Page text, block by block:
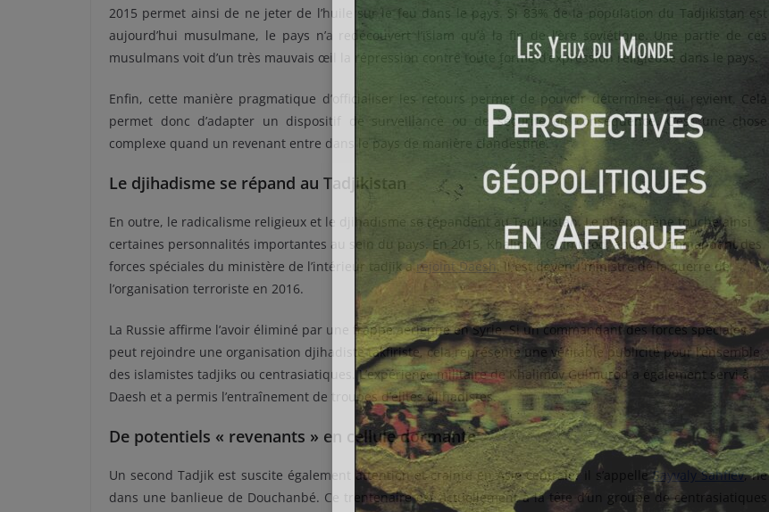
2015 permet ainsi de ne jeter de l’huile sur le feu dans le pays. Si 83% de la population du Tadjikistan est
aujourd’hui musulmane, le pays n’a redécouvert l’islam qu’à la fin de l’ère soviétique. Une partie de ces
musulmans voit d’un très mauvais œil la répression contre toute forme d’expression religieuse dans le pays.
Enfin, cette manière pragmatique d’officialiser les retours permet de pouvoir déterminer qui revient. Cela
permet donc d’adapter un dispositif de surveillance ou de sécurité en conséquence. C’est une chose
complexe quand un revenant entre dans le pays de manière clandestine.
Le djihadisme se répand au Tadjikistan
En outre, le radicalisme religieux et le djihadisme se répandent au Tadjikistan. Le phénomène touche ainsi
certaines personnalités importantes au sein du pays. En 2015, Khalimov Gulmurod, ancien commandant des
forces spéciales du ministère de l’intérieur tadjik arejoint Daesh . Il est devenu ministre de la guerre de
l’organisation terroriste en 2016.
La Russie affirme l’avoir éliminé par une frappe aérienne en Syrie. Si un commandant des forces spéciales
peut rejoindre une organisation djihadiste takfiriste, cela représente une véritable publicité pour l’ensemble
des islamistes tadjiks ou centrasiatiques. L’expérience militaire de Khalimov Gulmurod a également servi à
Daesh et a permis l’entraînement de troupes d’élites djihadistes.
De potentiels « revenants » en cellule dormante
Un second Tadjik est suscite également attention et crainte en Asie centrale. Il s’appelleSayvaly Sahfiev, né
dans une banlieue de Douchanbé. Ce trentenaire est actuellement à la tête d’un groupe de centrasiatiques